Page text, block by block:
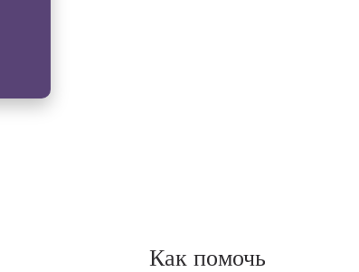
Как помочь